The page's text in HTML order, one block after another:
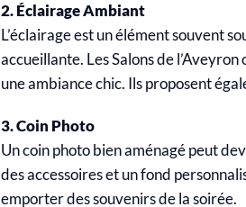
2. Éclairage Ambiant
L’éclairage est un élément souvent
accueillante. Les Salons de
une ambiance chic. Ils proposent
3. Coin Photo
Un coin photo bien aménagé peut
des accessoires et un fond
emporter des souvenirs de la soirée.